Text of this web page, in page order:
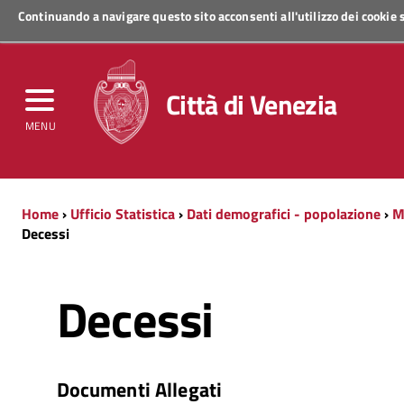
Continuando a navigare questo sito acconsenti all'utilizzo dei
MENU
Regione Veneto
Città di Venezia
Home› Ufficio Statistica› Dati demografici - popolazione›
Decessi
Decessi
Documenti Allegati